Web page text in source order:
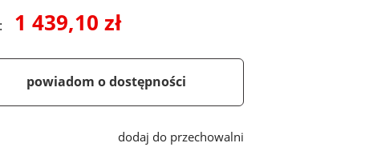
1 439,10 zł
powiadom o dostępności
dodaj do przechowalni